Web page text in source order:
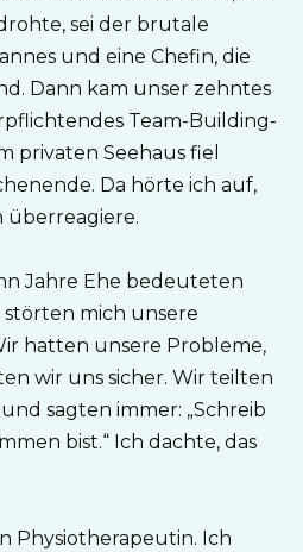
sei der brutale
und eine Chefin, die
Dann kam unser zehntes
Team-Building-
privaten Seehaus fiel
Da hörte ich auf,
überreagiere.
Jahre Ehe bedeuteten
störten mich unsere
hatten unsere Probleme,
wir uns sicher. Wir teilten
sagten immer: „Schreib
bist.“ Ich dachte, das
Physiotherapeutin. Ich